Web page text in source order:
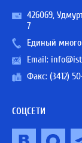
426069,
7
Единый
Email:
Факс: (3412)
СОЦСЕТИ